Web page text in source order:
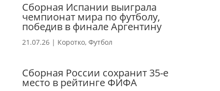
Сборная Испании выиграла
чемпионат мира по футболу,
победив в финале Аргентину
21.07.26| Коротко, Футбол
Сборная России сохранит 35-е
место в рейтинге ФИФА